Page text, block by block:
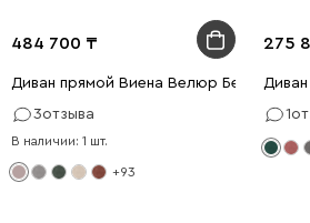
484 700
Диван прямой Виена Велюр Бежевый
3отзыва
В наличии: 1 шт.
+93
275
1